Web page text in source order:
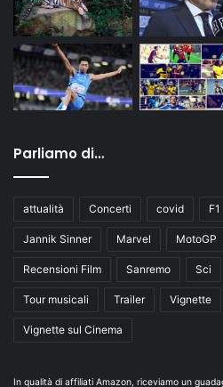
Parliamo di…
attualità Concerti covid F1
Jannik Sinner Marvel MotoGP
Recensioni Film Sanremo Sci
Tour musicali Trailer Vignette
Vignette sul Cinema
In qualità di affiliati Amazon, riceviamo un